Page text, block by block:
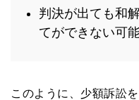
判決が出ても和
てができない可
このように、少額訴訟